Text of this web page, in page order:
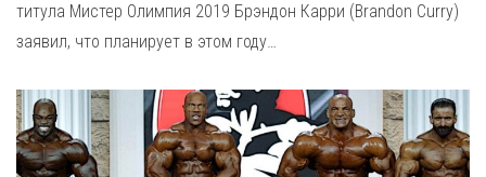
титула Мистер Олимпия 2019 Брэндон Карри (Brandon Curry)
заявил, что планирует в этом году…